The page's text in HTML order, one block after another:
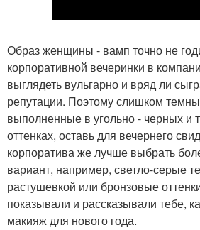
Образ женщины - вамп точно не
корпоративной вечеринки в
выглядеть вульгарно и вряд ли
репутации. Поэтому слишком
выполненные в угольно - черных и
оттенках, оставь для вечернего
корпоратива же лучше выбрать
вариант, например, светло-серые
растушевкой или бронзовые
показывали и рассказывали тебе,
макияж для нового года.